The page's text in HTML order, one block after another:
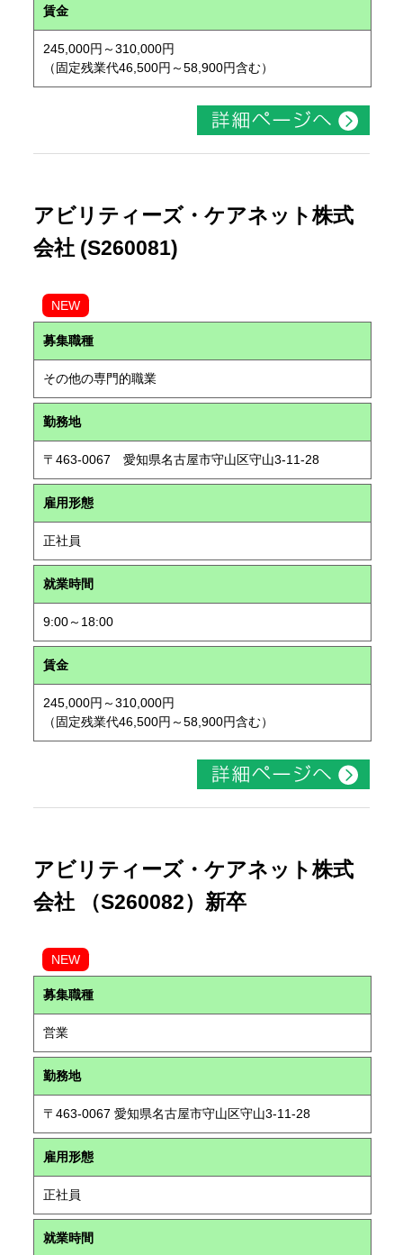
賃金
245,000円～310,000円
（固定残業代46,500円～58,900円含む）
アビリティーズ・ケアネット株式
会社 (S260081)
NEW
募集職種
その他の専門的職業
勤務地
〒463-0067 愛知県名古屋市守山区守山3-11-28
雇用形態
正社員
就業時間
9:00～18:00
賃金
245,000円～310,000円
（固定残業代46,500円～58,900円含む）
アビリティーズ・ケアネット株式
会社 （S260082）新卒
NEW
募集職種
営業
勤務地
〒463-0067 愛知県名古屋市守山区守山3-11-28
雇用形態
正社員
就業時間